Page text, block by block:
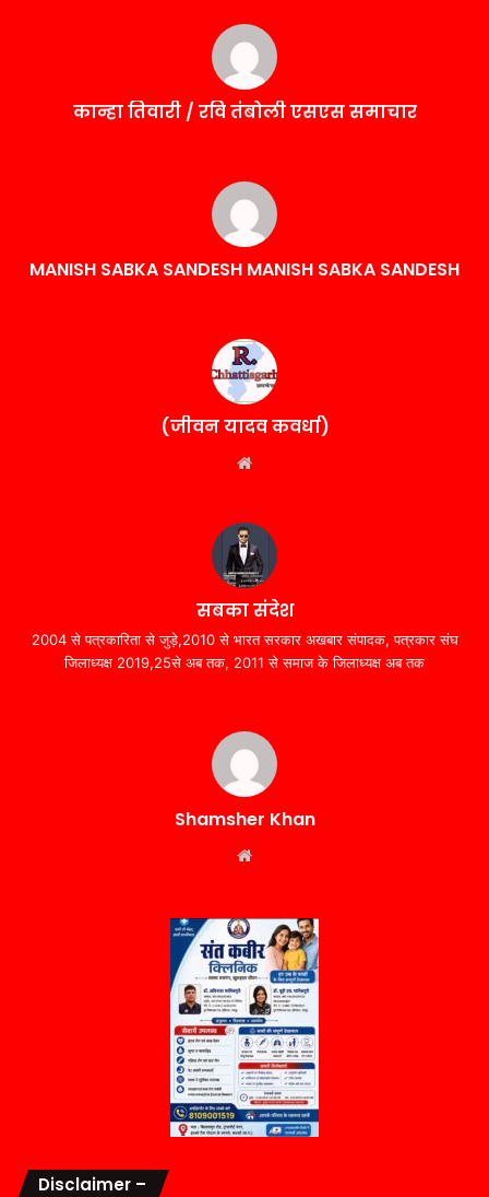
कान्हा तिवारी / रवि तंबोली एसएस समाचार
MANISH SABKA SANDESH MANISH SABKA SANDESH
(जीवन यादव कवर्धा)
सबका संदेश
2004 से पत्रकारिता से जुड़े,2010 से भारत सरकार अखबार संपादक, पत्रकार संघ
जिलाध्यक्ष 2019,25से अब तक, 2011 से समाज के जिलाध्यक्ष अब तक
Shamsher Khan
Disclaimer –